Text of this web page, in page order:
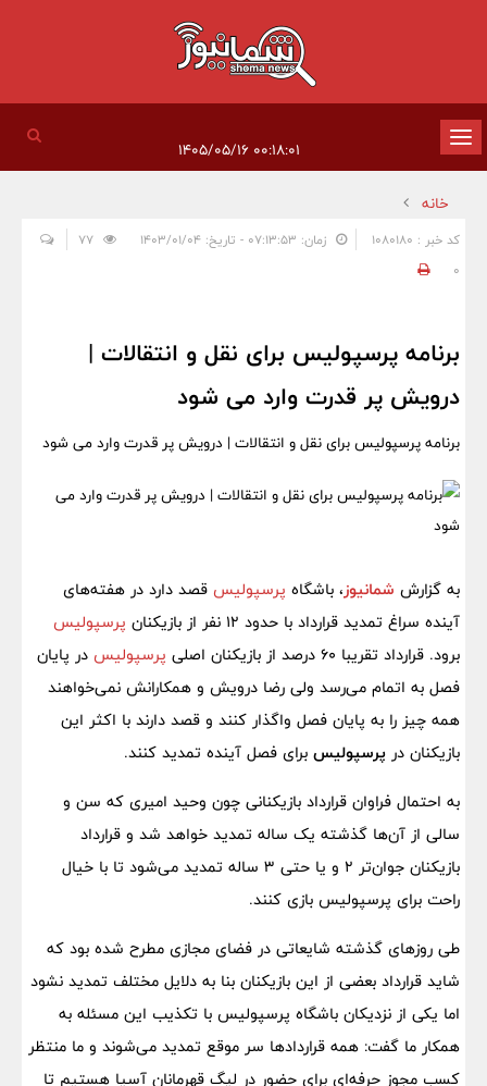
تغییر
وضعیت
ناوبری
خانه
کد خبر : 1080180 زمان: ۰۷:۱۳:۵۳ - تاریخ: ۱۴۰۳/۰۱/۰۴
0
برنامه پرسپولیس برای نقل و انتقالات |
درویش پر قدرت وارد می شود
برنامه پرسپولیس برای نقل و انتقالات | درویش پر قدرت وارد می شود
به گزارش شمانیوز، باشگاه پرسپولیس قصد دارد در هفته‌های
آینده سراغ تمدید قرارداد با حدود ۱۲ نفر از بازیکنان
پرسپولیس
برود. قرارداد تقریبا ۶۰ درصد از بازیکنان اصلی
پرسپولیس در پایان
فصل به اتمام می‌رسد ولی رضا درویش و همکارانش نمی‌خواهند
همه چیز را به پایان فصل واگذار کنند و قصد دارند با اکثر این
بازیکنان در پرسپولیس برای فصل آینده تمدید کنند.
به احتمال فراوان قرارداد بازیکنانی چون وحید امیری که سن و
سالی از آن‌ها گذشته یک ساله تمدید خواهد شد و قرارداد
بازیکنان جوان‌تر ۲ و یا حتی ۳ ساله تمدید می‌شود تا با خیال
راحت برای پرسپولیس بازی کنند.
طی روزهای گذشته شایعاتی در فضای مجازی مطرح شده بود که
شاید قرارداد بعضی از این بازیکنان بنا به دلایل مختلف تمدید نشود
اما یکی از نزدیکان باشگاه پرسپولیس با تکذیب این مسئله به
همکار ما گفت: همه قراردادها سر موقع تمدید می‌شوند و ما منتظر
کسب مجوز حرفه‌ای برای حضور در لیگ قهرمانان آسیا هستیم تا